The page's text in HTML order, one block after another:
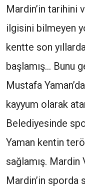
Mardin’in tarihini
ilgisini bilmeyen
kentte son
başlamış… Bunu
Mustafa
kayyum olarak
Belediyesinde
Yaman kentin
sağlamış.
Mardin’in